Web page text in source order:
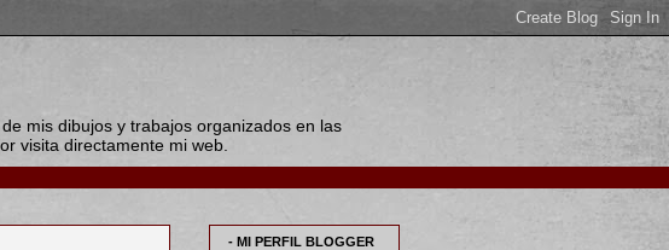
mis dibujos y trabajos organizados en las
visita directamente mi web.
- MI PERFIL BLOGGER